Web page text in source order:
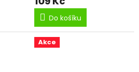
Do košíku
Akce